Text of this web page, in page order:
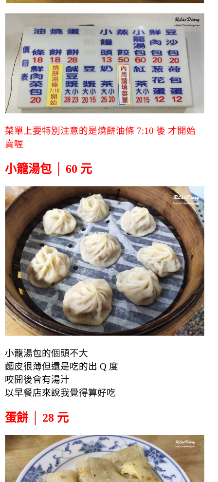
菜單上要特別注意的是燒餅油條 7:10 後 才開始
賣喔
小籠湯包 │ 60 元
小籠湯包的個頭不大
麵皮很薄但還是吃的出 Q 度
咬開後會有湯汁
以早餐店來說我覺得算好吃
蛋餅 │ 28 元